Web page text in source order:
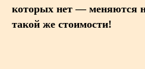
которых нет — меняются
такой же стоимости!